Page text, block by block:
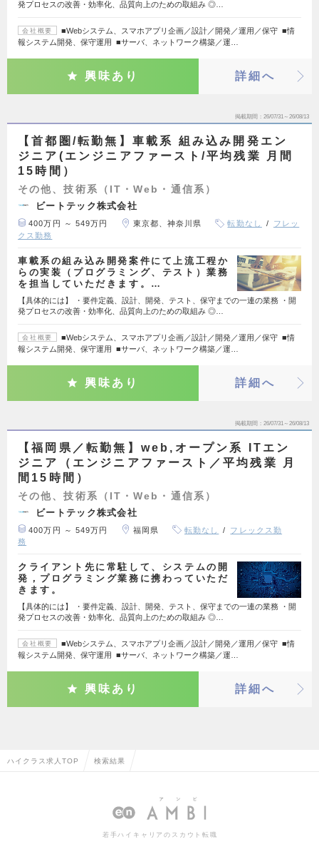
発プロセスの改善・効率化、品質向上のための取組み ◎…
会社概要
■Webシステム、スマホアプリ企画／設計／開発／運用／保守 ■情
報システム開発、保守運用 ■サーバ、ネットワーク構築／運…
興味あり 詳細へ
掲載期間 26/07/31～26/08/13
【首都圏/転勤無】車載系 組み込み開発エン
ジニア(エンジニアファースト/平均残業 月間
15時間）
その他、技術系（IT・Web・通信系）
ビートテック株式会社
400万円 ～ 549万円 東京都、神奈川県 転勤なし
フレッ
クス勤務
車載系の組み込み開発案件にて上流工程か
らの実装（プログラミング、テスト）業務
を担当していただきます。…
【具体的には】 ・要件定義、設計、開発、テスト、保守までの一連の業務 ・開
発プロセスの改善・効率化、品質向上のための取組み ◎…
会社概要
■Webシステム、スマホアプリ企画／設計／開発／運用／保守 ■情
報システム開発、保守運用 ■サーバ、ネットワーク構築／運…
興味あり 詳細へ
掲載期間 26/07/31～26/08/13
【福岡県／転勤無】web,オープン系 ITエン
ジニア（エンジニアファースト／平均残業 月
間15時間）
その他、技術系（IT・Web・通信系）
ビートテック株式会社
400万円 ～ 549万円 福岡県 転勤なし
フレックス勤
務
クライアント先に常駐して、システムの開
発，プログラミング業務に携わっていただ
きます。
【具体的には】 ・要件定義、設計、開発、テスト、保守までの一連の業務 ・開
発プロセスの改善・効率化、品質向上のための取組み ◎…
会社概要
■Webシステム、スマホアプリ企画／設計／開発／運用／保守 ■情
報システム開発、保守運用 ■サーバ、ネットワーク構築／運…
興味あり 詳細へ
ハイクラス求人TOP 検索結果
若手ハイキャリアのスカウト転職